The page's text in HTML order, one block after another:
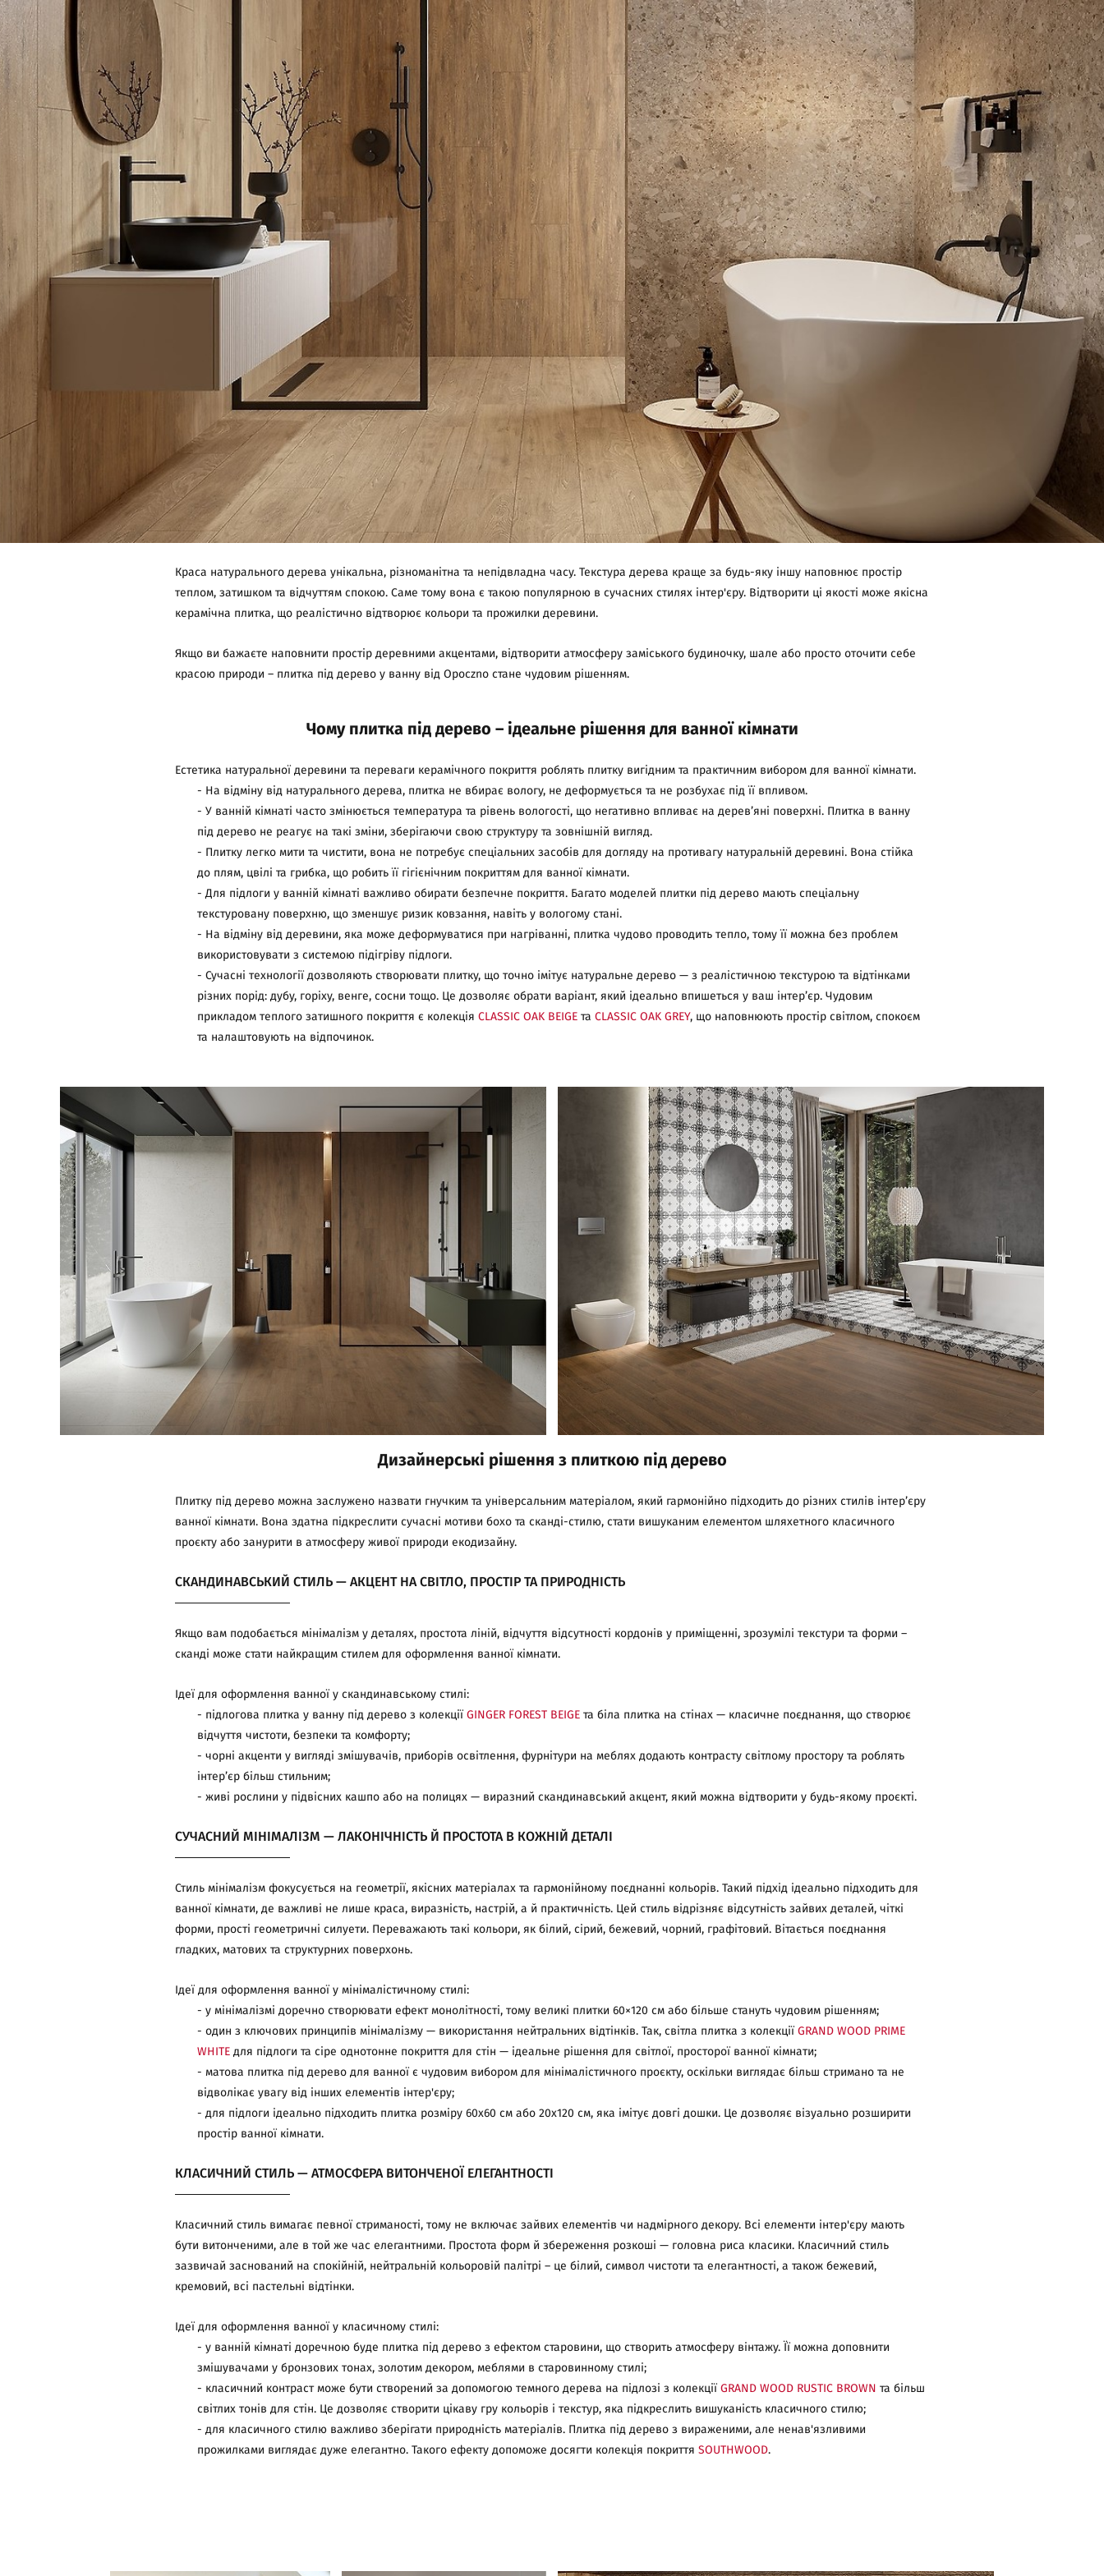
Краса натурального дерева унікальна, різноманітна та непідвладна часу. Текстура дерева краще за будь-яку іншу наповнює простір
теплом, затишком та відчуттям спокою. Саме тому вона є такою популярною в сучасних стилях інтер'єру. Відтворити ці якості може якісна
керамічна плитка, що реалістично відтворює кольори та прожилки деревини.
Якщо ви бажаєте наповнити простір деревними акцентами, відтворити атмосферу заміського будиночку, шале або просто оточити себе
красою природи – плитка під дерево у ванну від Opoczno стане чудовим рішенням.
Чому плитка під дерево – ідеальне рішення для ванної кімнати
Естетика натуральної деревини та переваги керамічного покриття роблять плитку вигідним та практичним вибором для ванної кімнати.
- На відміну від натурального дерева, плитка не вбирає вологу, не деформується та не розбухає під її впливом.
- У ванній кімнаті часто змінюється температура та рівень вологості, що негативно впливає на дерев’яні поверхні. Плитка в ванну
під дерево не реагує на такі зміни, зберігаючи свою структуру та зовнішній вигляд.
- Плитку легко мити та чистити, вона не потребує спеціальних засобів для догляду на противагу натуральній деревині. Вона стійка
до плям, цвілі та грибка, що робить її гігієнічним покриттям для ванної кімнати.
- Для підлоги у ванній кімнаті важливо обирати безпечне покриття. Багато моделей плитки під дерево мають спеціальну
текстуровану поверхню, що зменшує ризик ковзання, навіть у вологому стані.
- На відміну від деревини, яка може деформуватися при нагріванні, плитка чудово проводить тепло, тому її можна без проблем
використовувати з системою підігріву підлоги.
- Сучасні технології дозволяють створювати плитку, що точно імітує натуральне дерево — з реалістичною текстурою та відтінками
різних порід: дубу, горіху, венге, сосни тощо. Це дозволяє обрати варіант, який ідеально впишеться у ваш інтер’єр. Чудовим
прикладом теплого затишного покриття є колекція CLASSIC OAK BEIGE та CLASSIC OAK GREY, що наповнюють простір світлом, спокоєм
та налаштовують на відпочинок.
Дизайнерські рішення з плиткою під дерево
Плитку під дерево можна заслужено назвати гнучким та універсальним матеріалом, який гармонійно підходить до різних стилів інтер’єру
ванної кімнати. Вона здатна підкреслити сучасні мотиви бохо та сканді-стилю, стати вишуканим елементом шляхетного класичного
проєкту або занурити в атмосферу живої природи екодизайну.
СКАНДИНАВСЬКИЙ СТИЛЬ — АКЦЕНТ НА СВІТЛО, ПРОСТІР ТА ПРИРОДНІСТЬ
Якщо вам подобається мінімалізм у деталях, простота ліній, відчуття відсутності кордонів у приміщенні, зрозумілі текстури та форми –
сканді може стати найкращим стилем для оформлення ванної кімнати.
Ідеї для оформлення ванної у скандинавському стилі:
- підлогова плитка у ванну під дерево з колекції GINGER FOREST BEIGE та біла плитка на стінах — класичне поєднання, що створює
відчуття чистоти, безпеки та комфорту;
- чорні акценти у вигляді змішувачів, приборів освітлення, фурнітури на меблях додають контрасту світлому простору та роблять
інтер’єр більш стильним;
- живі рослини у підвісних кашпо або на полицях — виразний скандинавський акцент, який можна відтворити у будь-якому проєкті.
СУЧАСНИЙ МІНІМАЛІЗМ — ЛАКОНІЧНІСТЬ Й ПРОСТОТА В КОЖНІЙ ДЕТАЛІ
Стиль мінімалізм фокусується на геометрії, якісних матеріалах та гармонійному поєднанні кольорів. Такий підхід ідеально підходить для
ванної кімнати, де важливі не лише краса, виразність, настрій, а й практичність. Цей стиль відрізняє відсутність зайвих деталей, чіткі
форми, прості геометричні силуети. Переважають такі кольори, як білий, сірий, бежевий, чорний, графітовий. Вітається поєднання
гладких, матових та структурних поверхонь.
Ідеї для оформлення ванної у мінімалістичному стилі:
- у мінімалізмі доречно створювати ефект монолітності, тому великі плитки 60×120 см або більше стануть чудовим рішенням;
- один з ключових принципів мінімалізму — використання нейтральних відтінків. Так, світла плитка з колекції GRAND WOOD PRIME
WHITE для підлоги та сіре однотонне покриття для стін — ідеальне рішення для світлої, просторої ванної кімнати;
- матова плитка під дерево для ванної є чудовим вибором для мінімалістичного проєкту, оскільки виглядає більш стримано та не
відволікає увагу від інших елементів інтер'єру;
- для підлоги ідеально підходить плитка розміру 60x60 см або 20х120 см, яка імітує довгі дошки. Це дозволяє візуально розширити
простір ванної кімнати.
КЛАСИЧНИЙ СТИЛЬ — АТМОСФЕРА ВИТОНЧЕНОЇ ЕЛЕГАНТНОСТІ
Класичний стиль вимагає певної стриманості, тому не включає зайвих елементів чи надмірного декору. Всі елементи інтер'єру мають
бути витонченими, але в той же час елегантними. Простота форм й збереження розкоші — головна риса класики. Класичний стиль
зазвичай заснований на спокійній, нейтральній кольоровій палітрі – це білий, символ чистоти та елегантності, а також бежевий,
кремовий, всі пастельні відтінки.
Ідеї для оформлення ванної у класичному стилі:
- у ванній кімнаті доречною буде плитка під дерево з ефектом старовини, що створить атмосферу вінтажу. Її можна доповнити
змішувачами у бронзових тонах, золотим декором, меблями в старовинному стилі;
- класичний контраст може бути створений за допомогою темного дерева на підлозі з колекції GRAND WOOD RUSTIC BROWN та більш
світлих тонів для стін. Це дозволяє створити цікаву гру кольорів і текстур, яка підкреслить вишуканість класичного стилю;
- для класичного стилю важливо зберігати природність матеріалів. Плитка під дерево з вираженими, але ненав'язливими
прожилками виглядає дуже елегантно. Такого ефекту допоможе досягти колекція покриття SOUTHWOOD.